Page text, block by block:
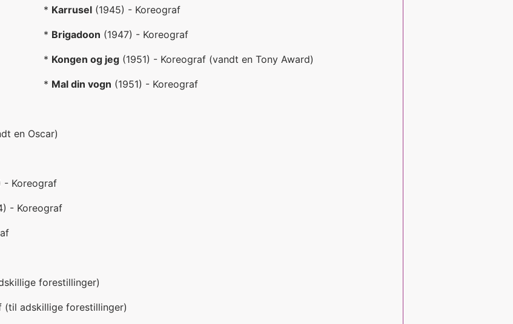
* Karrusel (1945) - Koreograf
* Brigadoon (1947) - Koreograf
* Kongen og jeg (1951) - Koreograf (vandt en Tony Award)
* Mal din vogn (1951) - Koreograf
en Oscar)
- Koreograf
- Koreograf
forestillinger)
(til adskillige forestillinger)